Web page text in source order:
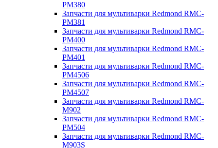
PM380
Запчасти для мультиварки Redmond RMC-
PM381
Запчасти для мультиварки Redmond RMC-
PM400
Запчасти для мультиварки Redmond RMC-
PM401
Запчасти для мультиварки Redmond RMC-
PM4506
Запчасти для мультиварки Redmond RMC-
PM4507
Запчасти для мультиварки Redmond RMC-
M902
Запчасти для мультиварки Redmond RMC-
PM504
Запчасти для мультиварки Redmond RMC-
M903S